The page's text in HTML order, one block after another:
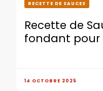
RECETTE DE SAUCES
Recette de
fondant pour
14 OCTOBRE 2025